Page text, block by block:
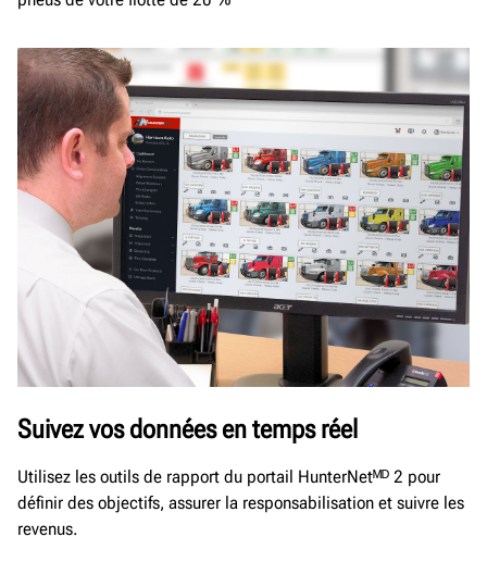
Suivez vos données en temps réel
Utilisez les outils de rapport du portail HunterNetᴹᴰ 2 pour
définir des objectifs, assurer la responsabilisation et suivre les
revenus.